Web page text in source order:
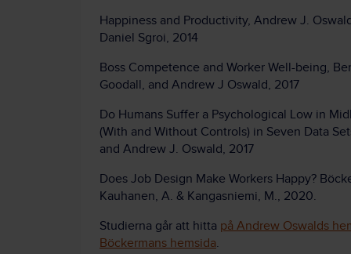
Happiness and Productivity, Andrew J.
Daniel Sgroi, 2014
Boss Competence and Worker Well-being,
Goodall, and Andrew J Oswald, 2017
Do Humans Suffer a Psychological Low in
(With and Without Controls) in Seven Data
and Andrew J. Oswald, 2017
Does Job Design Make Workers Happy?
Kauhanen, A. & Kangasniemi, M., 2020.
Studierna går att hitta på Andrew Oswalds
Böckermans hemsida.